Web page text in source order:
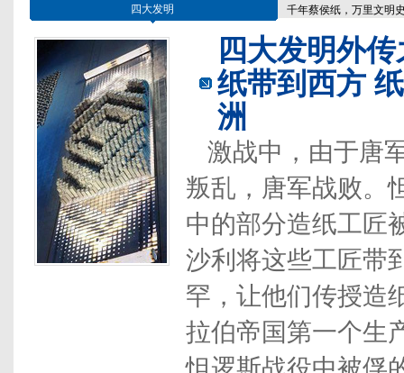
四大发明 千年蔡侯纸，万里文明
四大发明外
纸带到西方
洲
激战中，由于唐
叛乱，唐军战败。
中的部分造纸工匠
沙利将这些工匠带
罕，让他们传授造
拉伯帝国第一个生